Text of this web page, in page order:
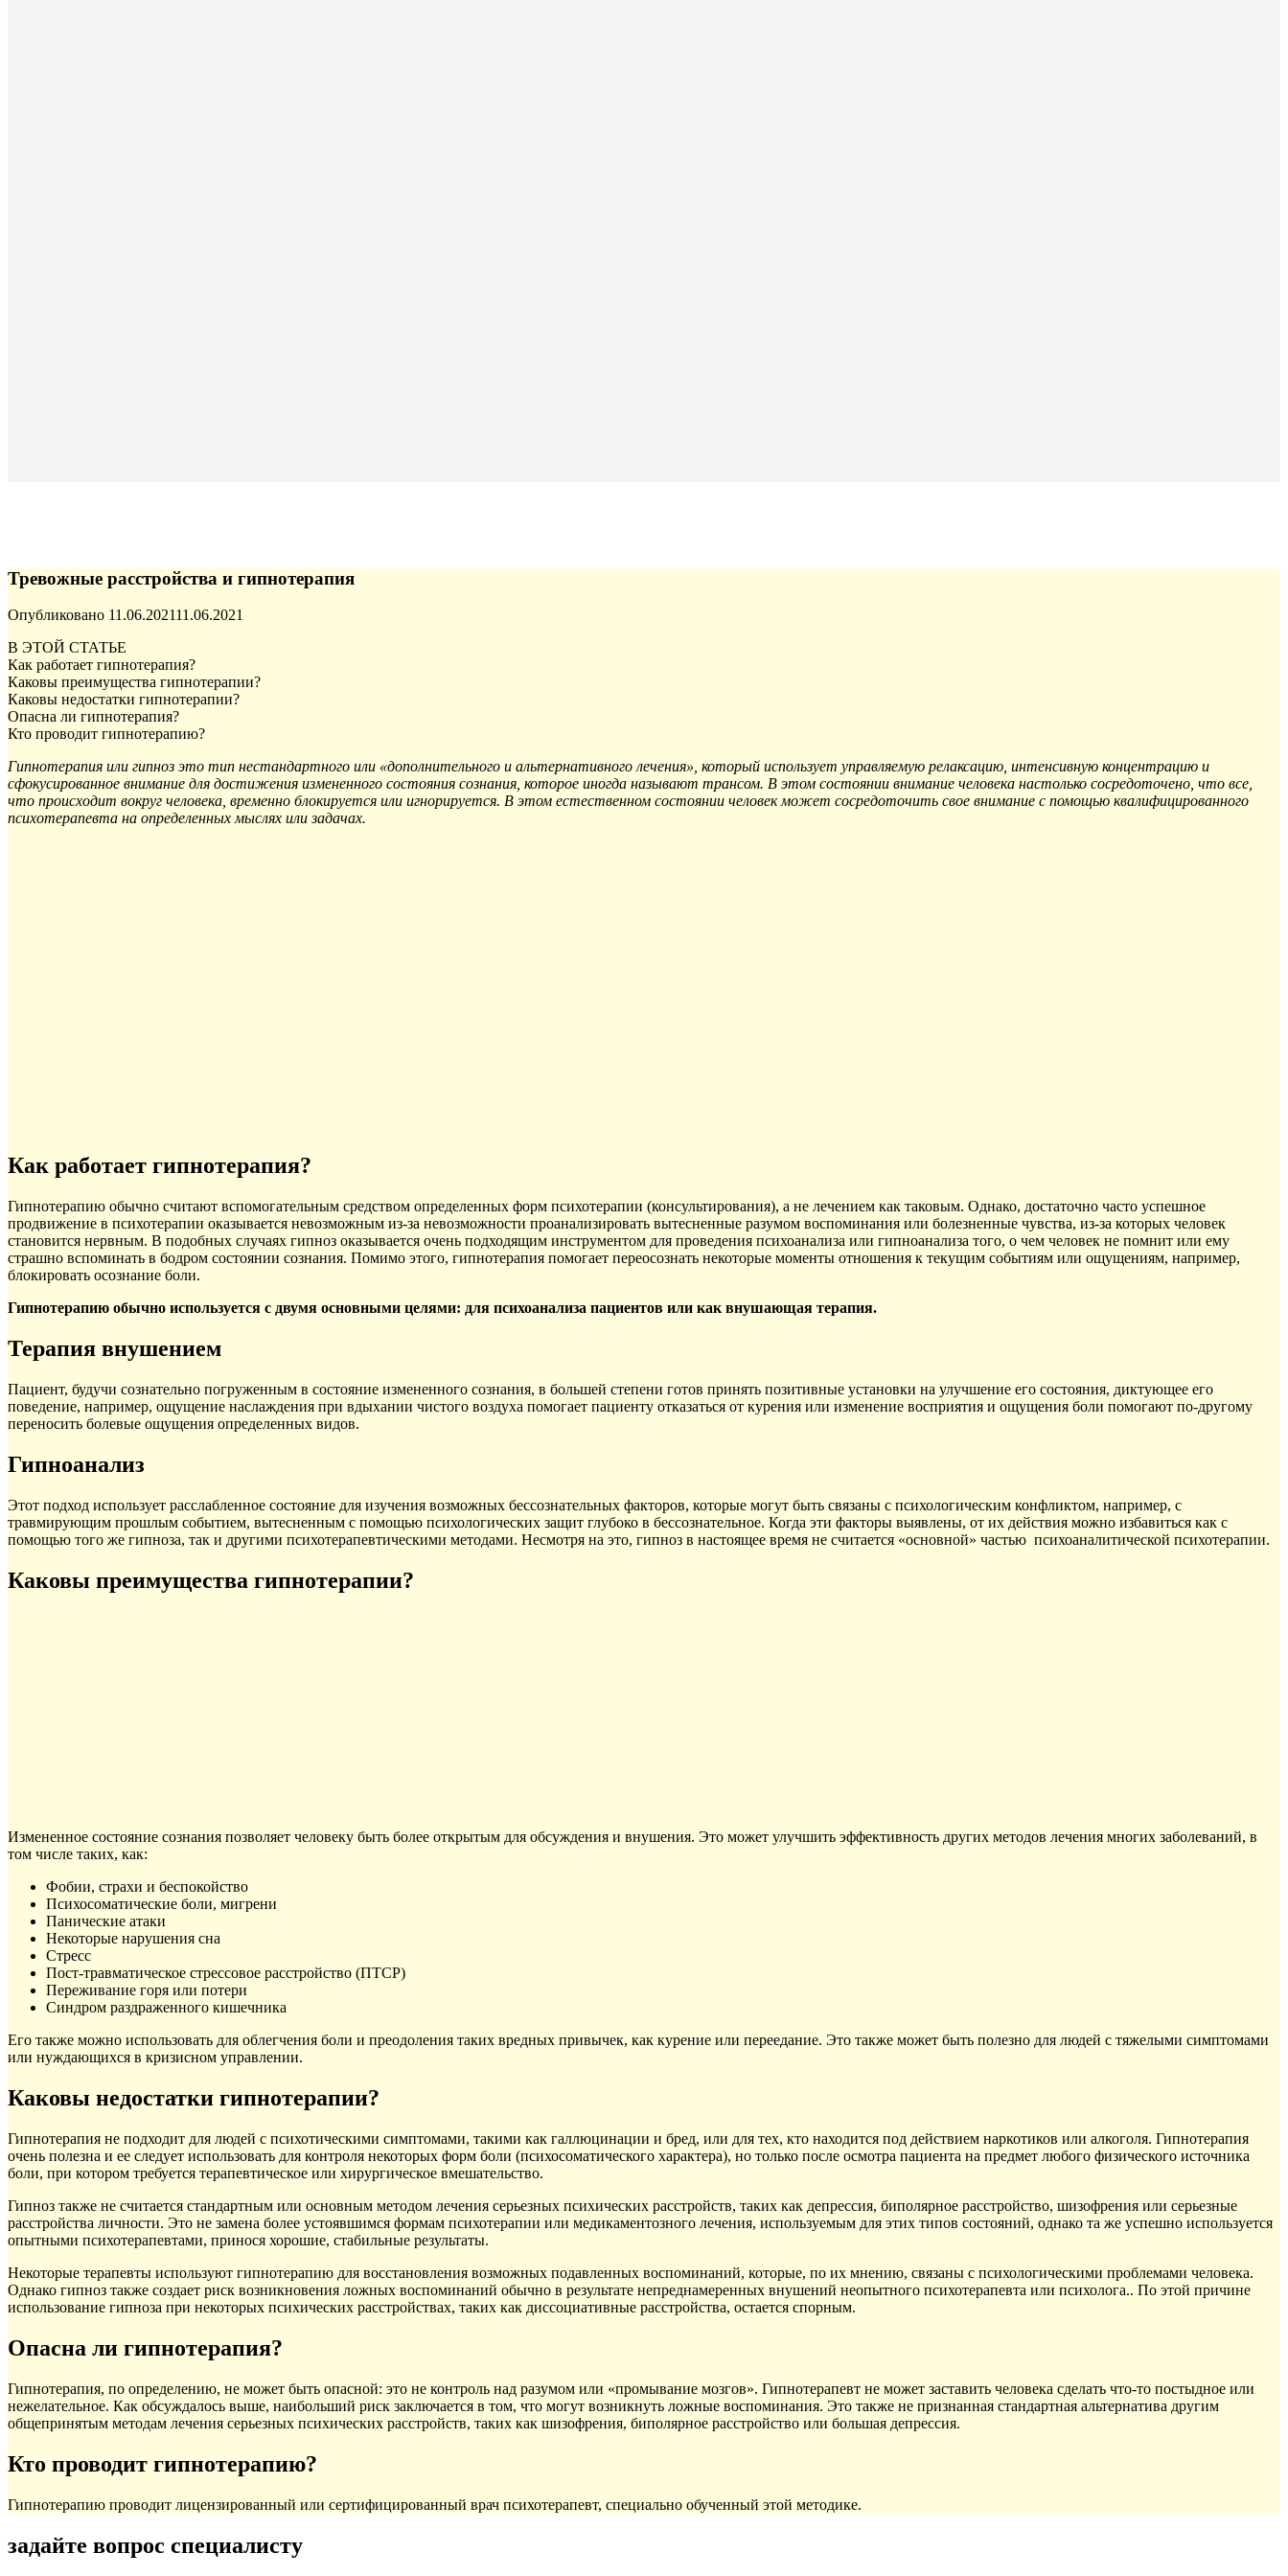
Тревожные расстройства и гипнотерапия
Опубликовано 11.06.202111.06.2021
В ЭТОЙ СТАТЬЕ
Как работает гипнотерапия?
Каковы преимущества гипнотерапии?
Каковы недостатки гипнотерапии?
Опасна ли гипнотерапия?
Кто проводит гипнотерапию?
Гипнотерапия или гипноз это тип нестандартного или «дополнительного и альтернативного лечения», который использует управляемую релаксацию, интенсивную концентрацию и
сфокусированное внимание для достижения измененного состояния сознания, которое иногда называют трансом. В этом состоянии внимание человека настолько сосредоточено, что все,
что происходит вокруг человека, временно блокируется или игнорируется. В этом естественном состоянии человек может сосредоточить свое внимание с помощью квалифицированного
психотерапевта на определенных мыслях или задачах.
Как работает гипнотерапия?
Гипнотерапию обычно считают вспомогательным средством определенных форм психотерапии (консультирования), а не лечением как таковым. Однако, достаточно часто успешное
продвижение в психотерапии оказывается невозможным из-за невозможности проанализировать вытесненные разумом воспоминания или болезненные чувства, из-за которых человек
становится нервным. В подобных случаях гипноз оказывается очень подходящим инструментом для проведения психоанализа или гипноанализа того, о чем человек не помнит или ему
страшно вспоминать в бодром состоянии сознания. Помимо этого, гипнотерапия помогает переосознать некоторые моменты отношения к текущим событиям или ощущениям, например,
блокировать осознание боли.
Гипнотерапию обычно используется с двумя основными целями: для психоанализа пациентов или как внушающая терапия.
Терапия внушением
Пациент, будучи сознательно погруженным в состояние измененного сознания, в большей степени готов принять позитивные установки на улучшение его состояния, диктующее его
поведение, например, ощущение наслаждения при вдыхании чистого воздуха помогает пациенту отказаться от курения или изменение восприятия и ощущения боли помогают по-другому
переносить болевые ощущения определенных видов.
Гипноанализ
Этот подход использует расслабленное состояние для изучения возможных бессознательных факторов, которые могут быть связаны с психологическим конфликтом, например, с
травмирующим прошлым событием, вытесненным с помощью психологических защит глубоко в бессознательное. Когда эти факторы выявлены, от их действия можно избавиться как с
помощью того же гипноза, так и другими психотерапевтическими методами. Несмотря на это, гипноз в настоящее время не считается «основной» частью психоаналитической психотерапии.
Каковы преимущества гипнотерапии?
Измененное состояние сознания позволяет человеку быть более открытым для обсуждения и внушения. Это может улучшить эффективность других методов лечения многих заболеваний, в
том числе таких, как:
Фобии, страхи и беспокойство
Психосоматические боли, мигрени
Панические атаки
Некоторые нарушения сна
Стресс
Пост-травматическое стрессовое расстройство (ПТСР)
Переживание горя или потери
Синдром раздраженного кишечника
Его также можно использовать для облегчения боли и преодоления таких вредных привычек, как курение или переедание. Это также может быть полезно для людей с тяжелыми симптомами
или нуждающихся в кризисном управлении.
Каковы недостатки гипнотерапии?
Гипнотерапия не подходит для людей с психотическими симптомами, такими как галлюцинации и бред, или для тех, кто находится под действием наркотиков или алкоголя. Гипнотерапия
очень полезна и ее следует использовать для контроля некоторых форм боли (психосоматического характера), но только после осмотра пациента на предмет любого физического источника
боли, при котором требуется терапевтическое или хирургическое вмешательство.
Гипноз также не считается стандартным или основным методом лечения серьезных психических расстройств, таких как депрессия, биполярное расстройство, шизофрения или серьезные
расстройства личности. Это не замена более устоявшимся формам психотерапии или медикаментозного лечения, используемым для этих типов состояний, однако та же успешно используется
опытными психотерапевтами, принося хорошие, стабильные результаты.
Некоторые терапевты используют гипнотерапию для восстановления возможных подавленных воспоминаний, которые, по их мнению, связаны с психологическими проблемами человека.
Однако гипноз также создает риск возникновения ложных воспоминаний обычно в результате непреднамеренных внушений неопытного психотерапевта или психолога.. По этой причине
использование гипноза при некоторых психических расстройствах, таких как диссоциативные расстройства, остается спорным.
Опасна ли гипнотерапия?
Гипнотерапия, по определению, не может быть опасной: это не контроль над разумом или «промывание мозгов». Гипнотерапевт не может заставить человека сделать что-то постыдное или
нежелательное. Как обсуждалось выше, наибольший риск заключается в том, что могут возникнуть ложные воспоминания. Это также не признанная стандартная альтернатива другим
общепринятым методам лечения серьезных психических расстройств, таких как шизофрения, биполярное расстройство или большая депрессия.
Кто проводит гипнотерапию?
Гипнотерапию проводит лицензированный или сертифицированный врач психотерапевт, специально обученный этой методике.
задайте вопрос специалисту